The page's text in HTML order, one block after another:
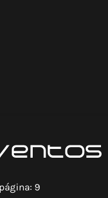
9